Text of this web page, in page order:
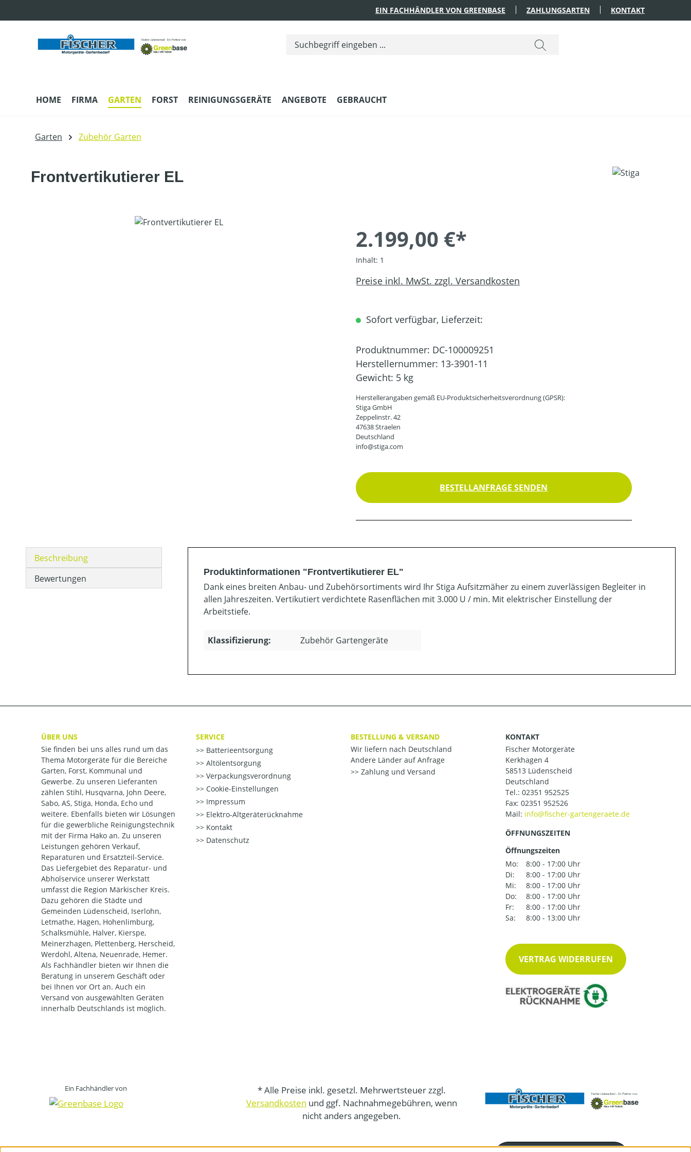
EIN FACHHÄNDLER VON GREENBASE ZAHLUNGSARTEN KONTAKT
HOME FIRMA GARTEN FORST REINIGUNGSGERÄTE ANGEBOTE GEBRAUCHT
Garten Zubehör Garten
Frontvertikutierer EL
2.199,00 €*
Inhalt: 1
Preise inkl. MwSt. zzgl. Versandkosten
Sofort verfügbar, Lieferzeit:
Produktnummer: DC-100009251
Herstellernummer: 13-3901-11
Gewicht: 5 kg
Herstellerangaben gemäß EU-Produktsicherheitsverordnung (GPSR):
Stiga GmbH
Zeppelinstr. 42
47638 Straelen
Deutschland
info@stiga.com
BESTELLANFRAGE SENDEN
Beschreibung
Bewertungen
Produktinformationen "Frontvertikutierer EL"
Dank eines breiten Anbau- und Zubehörsortiments wird Ihr Stiga Aufsitzmäher zu einem zuverlässigen Begleiter in
allen Jahreszeiten. Vertikutiert verdichtete Rasenflächen mit 3.000 U / min. Mit elektrischer Einstellung der
Arbeitstiefe.
Klassifizierung: Zubehör Gartengeräte
ÜBER UNS
Sie finden bei uns alles rund um das
Thema Motorgeräte für die Bereiche
Garten, Forst, Kommunal und
Gewerbe. Zu unseren Lieferanten
zählen Stihl, Husqvarna, John Deere,
Sabo, AS, Stiga, Honda, Echo und
weitere. Ebenfalls bieten wir Lösungen
für die gewerbliche Reinigungstechnik
mit der Firma Hako an. Zu unseren
Leistungen gehören Verkauf,
Reparaturen und Ersatzteil-Service.
Das Liefergebiet des Reparatur- und
Abholservice unserer Werkstatt
umfasst die Region Märkischer Kreis.
Dazu gehören die Städte und
Gemeinden Lüdenscheid, Iserlohn,
Letmathe, Hagen, Hohenlimburg,
Schalksmühle, Halver, Kierspe,
Meinerzhagen, Plettenberg, Herscheid,
Werdohl, Altena, Neuenrade, Hemer.
Als Fachhändler bieten wir Ihnen die
Beratung in unserem Geschäft oder
bei Ihnen vor Ort an. Auch ein
Versand von ausgewählten Geräten
innerhalb Deutschlands ist möglich.
SERVICE
Batterieentsorgung
Altölentsorgung
Verpackungsverordnung
Cookie-Einstellungen
Impressum
Elektro-Altgeräterücknahme
Kontakt
Datenschutz
BESTELLUNG & VERSAND
Wir liefern nach Deutschland
Andere Länder auf Anfrage
Zahlung und Versand
KONTAKT
Fischer Motorgeräte
Kerkhagen 4
58513 Lüdenscheid
Deutschland
Tel.: 02351 952525
Fax: 02351 952526
Mail:
ÖFFNUNGSZEITEN
Öffnungszeiten
Mo:
8:00 - 17:00 Uhr
Di:
8:00 - 17:00 Uhr
Mi:
8:00 - 17:00 Uhr
Do:
8:00 - 17:00 Uhr
Fr:
8:00 - 17:00 Uhr
Sa:
8:00 - 13:00 Uhr
VERTRAG WIDERRUFEN
Ein Fachhändler von
* Alle Preise inkl. gesetzl. Mehrwertsteuer zzgl.
Versandkosten und ggf. Nachnahmegebühren, wenn
nicht anders angegeben.